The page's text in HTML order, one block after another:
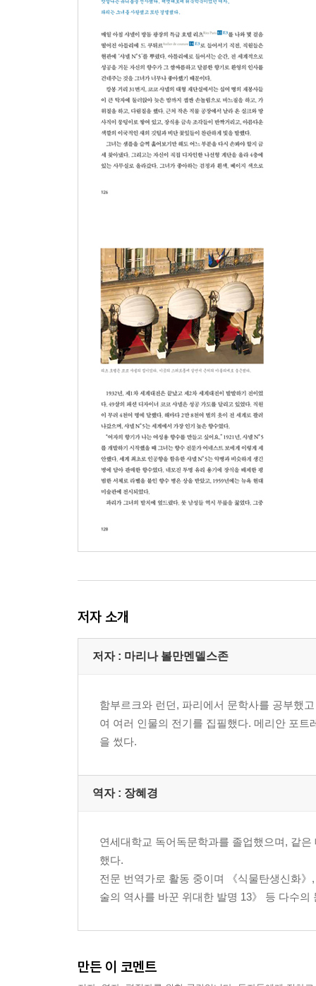
저자 소개
저자 : 마리나 볼만멘델스존
함부르크와 런던, 파리에서 문학사를 공부했
여 여러 인물의 전기를 집필했다. 메리안 포
을 썼다.
역자 : 장혜경
연세대학교 독어독문학과를 졸업했으며, 같
했다.
전문 번역가로 활동 중이며 《식물탄생신화
술의 역사를 바꾼 위대한 발명 13》 등 다수
만든 이 코멘트